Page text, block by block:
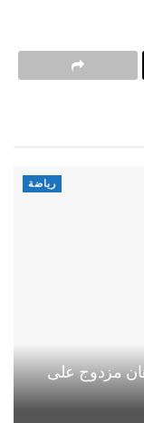
رياضة
مزدوج على